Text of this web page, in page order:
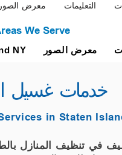
معرض الصور التعليمات
We Serve
NY معرض الصور
خدمات غسيل
in Staten
تنظيف المنازل